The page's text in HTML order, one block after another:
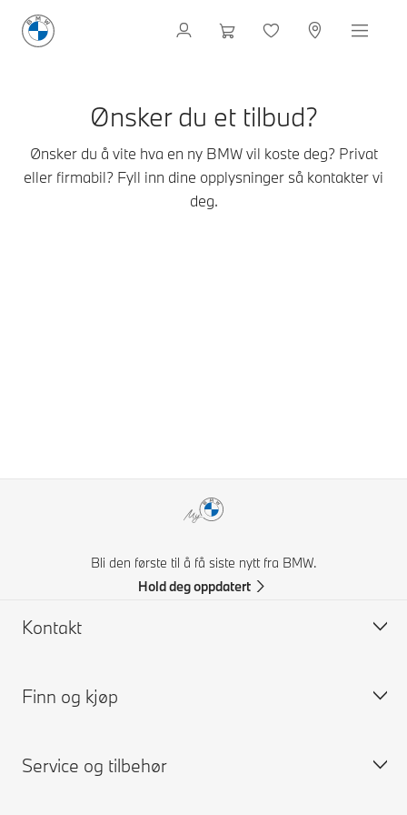
Ønsker du et tilbud?
Ønsker du å vite hva en ny BMW vil koste deg? Privat
eller firmabil? Fyll inn dine opplysninger så kontakter vi
deg.
Bli den første til å få siste nytt fra BMW.
Hold deg oppdatert
Kontakt
Kontakt BMW Norge
Få et pristilbud
Finn og kjøp
Bygg din BMW
Service og tilbehør